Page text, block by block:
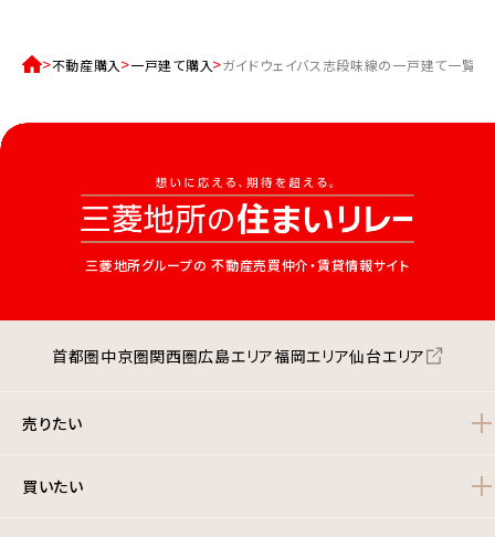
不動産購入 一戸建て購入 ガイドウェイバス志段味線の一戸建て一覧
三菱地所グループの 不動産売買仲介・賃貸情報サイト
首都圏中京圏関西圏広島エリア福岡エリア仙台エリア
売りたい
買いたい